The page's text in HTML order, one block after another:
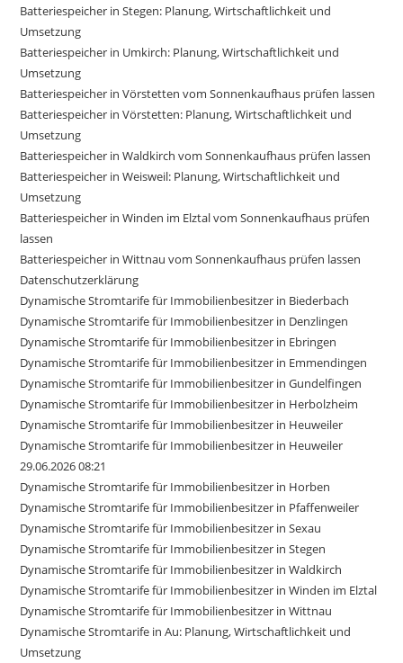
Batteriespeicher in Stegen: Planung, Wirtschaftlichkeit und
Umsetzung
Batteriespeicher in Umkirch: Planung, Wirtschaftlichkeit und
Umsetzung
Batteriespeicher in Vörstetten vom Sonnenkaufhaus prüfen lassen
Batteriespeicher in Vörstetten: Planung, Wirtschaftlichkeit und
Umsetzung
Batteriespeicher in Waldkirch vom Sonnenkaufhaus prüfen lassen
Batteriespeicher in Weisweil: Planung, Wirtschaftlichkeit und
Umsetzung
Batteriespeicher in Winden im Elztal vom Sonnenkaufhaus prüfen
lassen
Batteriespeicher in Wittnau vom Sonnenkaufhaus prüfen lassen
Datenschutzerklärung
Dynamische Stromtarife für Immobilienbesitzer in Biederbach
Dynamische Stromtarife für Immobilienbesitzer in Denzlingen
Dynamische Stromtarife für Immobilienbesitzer in Ebringen
Dynamische Stromtarife für Immobilienbesitzer in Emmendingen
Dynamische Stromtarife für Immobilienbesitzer in Gundelfingen
Dynamische Stromtarife für Immobilienbesitzer in Herbolzheim
Dynamische Stromtarife für Immobilienbesitzer in Heuweiler
Dynamische Stromtarife für Immobilienbesitzer in Heuweiler
29.06.2026 08:21
Dynamische Stromtarife für Immobilienbesitzer in Horben
Dynamische Stromtarife für Immobilienbesitzer in Pfaffenweiler
Dynamische Stromtarife für Immobilienbesitzer in Sexau
Dynamische Stromtarife für Immobilienbesitzer in Stegen
Dynamische Stromtarife für Immobilienbesitzer in Waldkirch
Dynamische Stromtarife für Immobilienbesitzer in Winden im Elztal
Dynamische Stromtarife für Immobilienbesitzer in Wittnau
Dynamische Stromtarife in Au: Planung, Wirtschaftlichkeit und
Umsetzung